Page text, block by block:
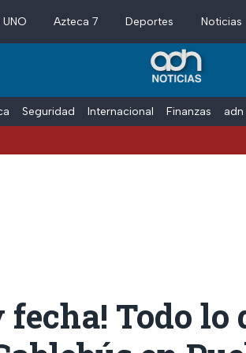
Azteca 7 Deportes Noticias
Seguridad Internacional Finanzas
fecha! Todo lo